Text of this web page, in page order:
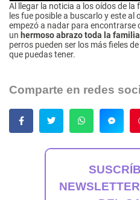
Al llegar la noticia a los oídos de
les fue posible a buscarlo y este
empezó a nadar para encontrarse
un hermoso abrazo toda la
perros pueden ser los más fieles
que puedas tener.
Comparte en redes